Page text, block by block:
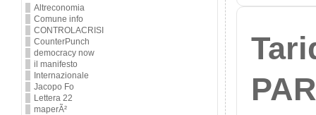
Altreconomia
Comune info
CONTROLACRISI
CounterPunch
democracy now
il manifesto
Internazionale
Jacopo Fo
Lettera 22
maperÃ²